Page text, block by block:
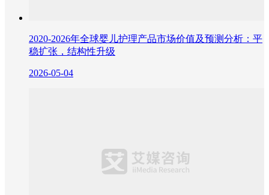
2020-2026年全球婴儿护理产品市场价值及预测分析：平
稳扩张，结构性升级
2026-05-04